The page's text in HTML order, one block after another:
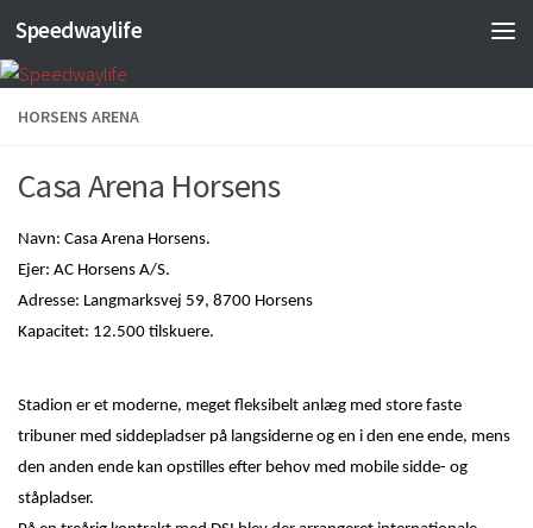
Skip to content
Speedwaylife
HORSENS ARENA
Casa Arena Horsens
Navn: Casa Arena Horsens.
Ejer: AC Horsens A/S.
Adresse: Langmarksvej 59, 8700 Horsens
Kapacitet: 12.500 tilskuere.
Stadion er et moderne, meget fleksibelt anlæg med store faste
tribuner med siddepladser på langsiderne og en i den ene ende, mens
den anden ende kan opstilles efter behov med mobile sidde- og
ståpladser.